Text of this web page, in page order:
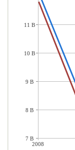
2008
11 B
10 B
9 B
8 B
7 B